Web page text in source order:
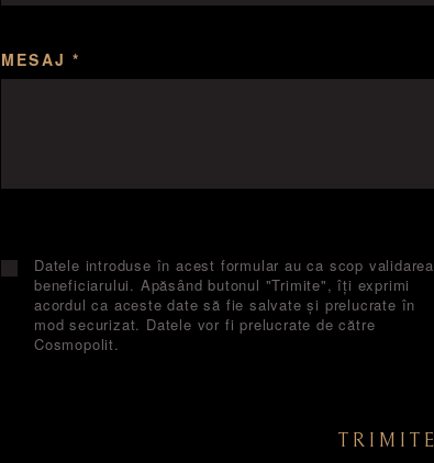
MESAJ *
Datele introduse în acest formular au ca scop validarea
beneficiarului. Apăsând butonul "Trimite", îți exprimi
acordul ca aceste date să fie salvate și prelucrate în
mod securizat. Datele vor fi prelucrate de către
Cosmopolit.